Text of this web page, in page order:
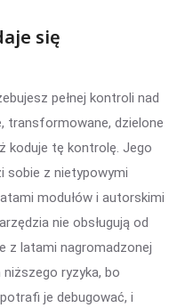
się
pełnej kontroli nad
transformowane, dzielone
koduje tę kontrolę. Jego
sobie z nietypowymi
modułów i autorskimi
nie obsługują od
z latami nagromadzonej
ryzyka, bo
je debugować, i